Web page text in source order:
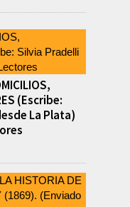
del Rotary Club
Cocci,
2024 DEL
ESCOLAR DE
POR
DE
BONAERENSE
la
cuentas
(Escribe:
La Plata)